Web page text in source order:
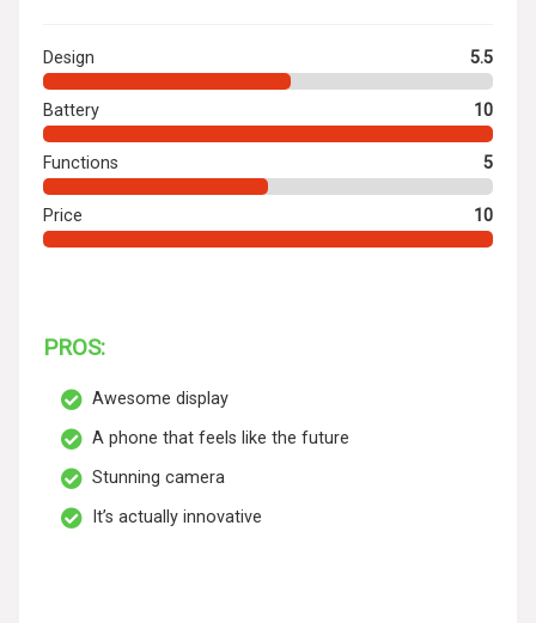
Design 5.5
Battery 10
Functions 5
Price 10
PROS:
Awesome display
A phone that feels like the future
Stunning camera
It’s actually innovative